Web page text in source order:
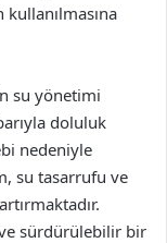
su yönetimi
doluluk
nedeniyle
su tasarrufu ve
ve sürdürülebilir bir